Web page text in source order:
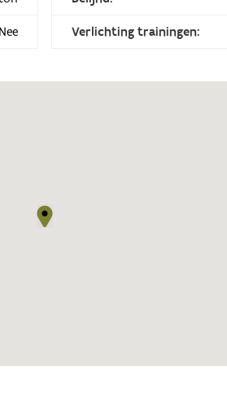
Nee Verlichting trainingen: